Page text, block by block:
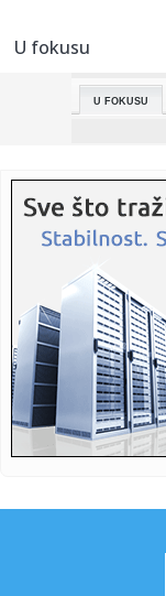
01:11:
01:04:
00:19:VIDEO:
23:37:
osumnjičenima
23:33:
zdrav, p...
23:28:Alfa
U fokusu
U FOKUSU